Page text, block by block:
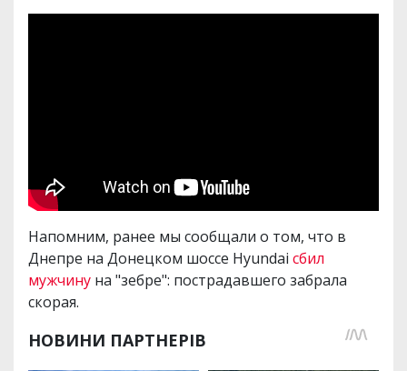
Напомним, ранее мы сообщали о том, что в
Днепре на Донецком шоссе Hyundai сбил
мужчину на "зебре": пострадавшего забрала
скорая.